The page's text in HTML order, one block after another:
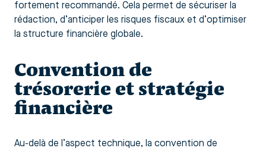
fortement recommandé. Cela permet de sécuriser la
rédaction, d’anticiper les risques fiscaux et d’optimiser
la structure financière globale.
Convention de
trésorerie et stratégie
financière
Au-delà de l’aspect technique, la convention de